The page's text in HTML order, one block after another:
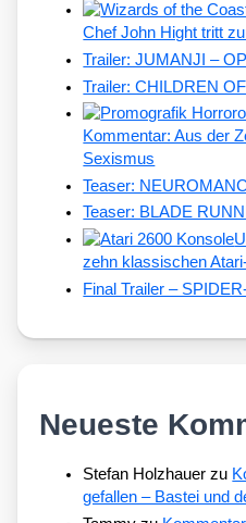
Chef John Hight tritt
Trailer: JUMANJI –
Trailer: CHILDREN
Kommentar: Aus der
Sexismus
Teaser:
Teaser: BLADE
zehn klassischen
Final Trailer –
Neueste
Stefan Holzhauer zu
gefallen – Bastei und